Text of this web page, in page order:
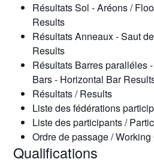
Résultats Sol - Aréons /
Results
Résultats Anneaux - Saut
Results
Résultats Barres paralléles
Bars - Horizontal Bar
Résultats / Results
Liste des fédérations
Liste des participants /
Ordre de passage / Working
Qualifications